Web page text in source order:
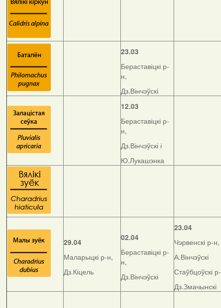
23.03
Бераставіцкі р-
н,
Дз.Вінчэўскі
12.03
Бераставіцкі р-
н,
Дз.Вінчэўскі і
Ю.Лукашэнка
29.04
Маларыцкі р-н,
Дз.Кіцель
02.04
Бераставіцкі р-
н,
Дз.Вінчэўскі
23.04
Чэрвенскі р-н,
А.Вінчэўскі
Стаўбцоўскі
Дз.Змачынскі